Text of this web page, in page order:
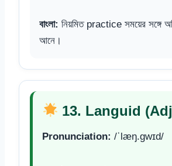
বাংলা: নিয়মিত practice সময়ের সঙ্গে
আনে।
13. Languid
Pronunciation: /ˈlæŋ.ɡwɪd/